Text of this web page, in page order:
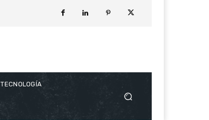
TECNOLOGÍA